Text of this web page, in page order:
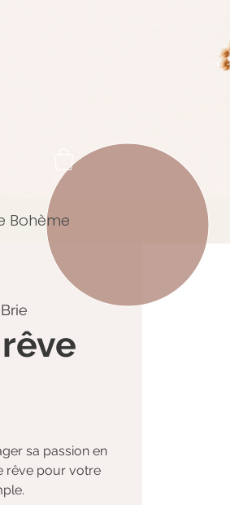
Bohème
sa passion en
rêve pour votre